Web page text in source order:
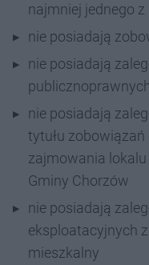
najmniej jednego z
nie posiadają
nie posiadają
nie posiadają
tytułu
zajmowania
Gminy Chorzów
nie posiadają
eksploatacyjnych
mieszkalny